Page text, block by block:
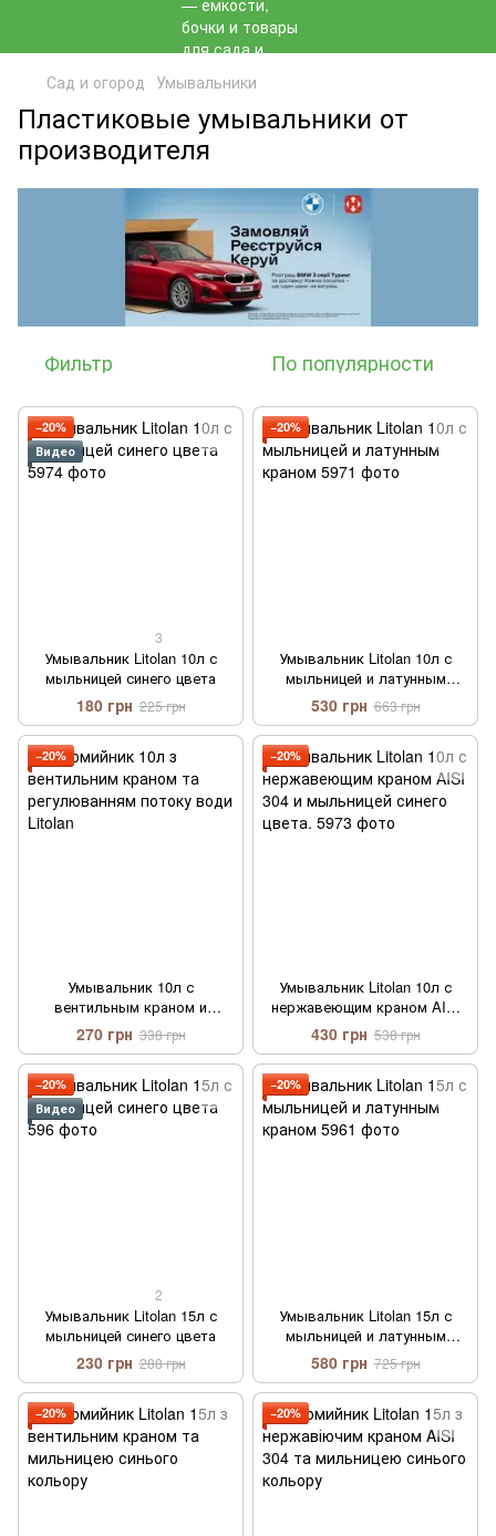
Сад и огород Умывальники
Пластиковые умывальники от
производителя
Фильтр По популярности
−20%
Видео
3
Умывальник Litolan 10л с
мыльницей синего цвета
180 грн 225 грн
−20%
Умывальник Litolan 10л с
мыльницей и латунным
краном
530 грн 663 грн
−20%
Умывальник 10л с
вентильным краном и
регулировкой потока воды
Litolan
270 грн 338 грн
−20%
Умывальник Litolan 10л с
нержавеющим краном AISI
304 и мыльницей синего
цвета.
430 грн 538 грн
−20%
Видео
2
Умывальник Litolan 15л с
мыльницей синего цвета
230 грн 288 грн
−20%
Умывальник Litolan 15л с
мыльницей и латунным
краном
580 грн 725 грн
−20% −20%